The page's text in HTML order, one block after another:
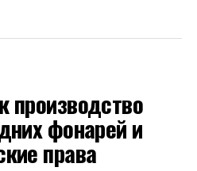
производство
фонарей и
права